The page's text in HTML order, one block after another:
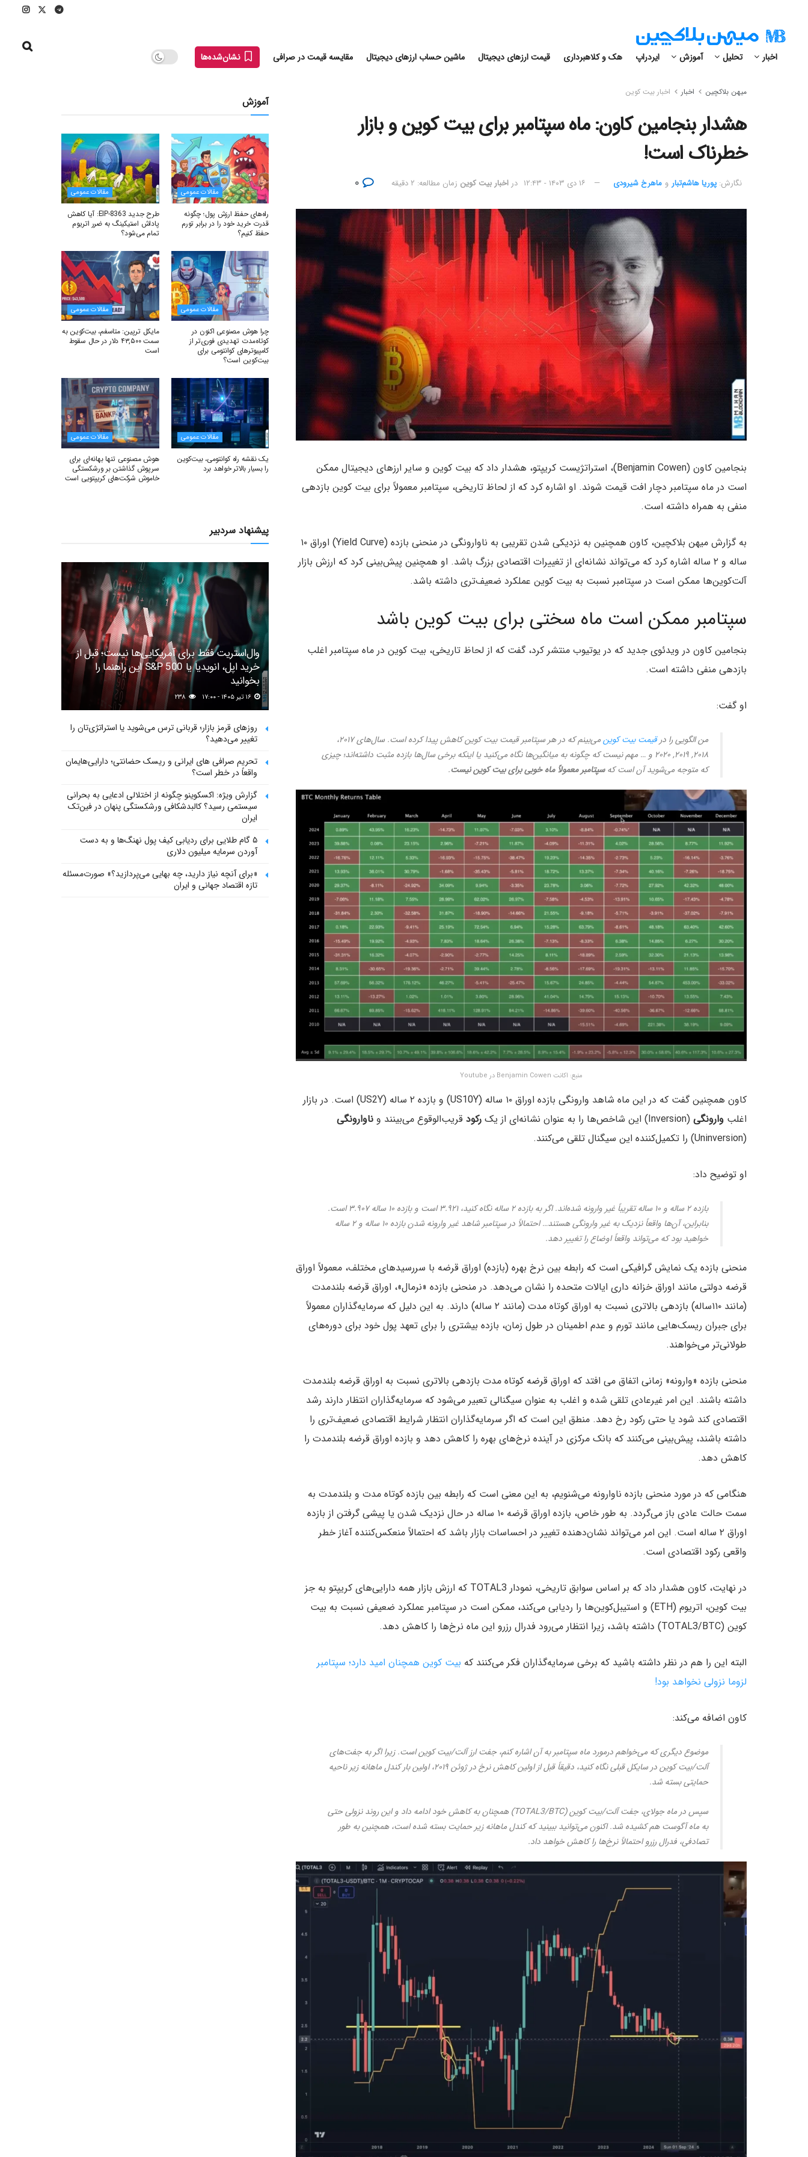
اخبار تحلیل آموزش ایردراپ هک و کلاهبرداری قیمت ارزهای دیجیتال ماشین حساب ارزهای دیجیتال مقایسه قیمت در صرافی نشان‌شده‌ها
میهن بلاکچین اخبار اخبار بیت کوین
هشدار بنجامین کاون: ماه سپتامبر برای بیت کوین و بازار
خطرناک است!
نگارش:‌ پوریا هاشم‌تبار و ماهرخ شیرودی ۱۶ دی ۱۴۰۳ - ۱۲:۴۳ در اخبار بیت کوین زمان مطالعه: ۲ دقیقه
بنجامین کاون (Benjamin Cowen)، استراتژیست کریپتو، هشدار داد که بیت کوین و سایر ارزهای دیجیتال ممکن
است در ماه سپتامبر دچار افت قیمت شوند. او اشاره کرد که از لحاظ تاریخی، سپتامبر معمولاً برای بیت کوین بازدهی
منفی به همراه داشته است.
به گزارش میهن بلاکچین، کاون همچنین به نزدیکی شدن تقریبی به ناوارونگی در منحنی بازده (Yield Curve) اوراق ۱۰
ساله و ۲ ساله اشاره کرد که می‌تواند نشانه‌ای از تغییرات اقتصادی بزرگ باشد. او همچنین پیش‌بینی کرد که ارزش بازار
آلت‌کوین‌ها ممکن است در سپتامبر نسبت به بیت کوین عملکرد ضعیف‌تری داشته باشد.
سپتامبر ممکن است ماه سختی برای بیت کوین باشد
بنجامین کاون در ویدئوی جدید که در یوتیوب منتشر کرد، گفت که از لحاظ تاریخی، بیت کوین در ماه سپتامبر اغلب
بازدهی منفی داشته است.
او گفت:
من الگویی را درقیمت بیت کوین
می‌بینم که در هر سپتامبر قیمت بیت کوین کاهش پیدا کرده است. سال‌های ۲۰۱۷،
۲۰۱۸, ۲۰۱۹, ۲۰۲۰ و … مهم نیست که چگونه به میانگین‌ها نگاه می‌کنید یا اینکه برخی سال‌ها بازده مثبت داشته‌اند؛ چیزی
که متوجه می‌شوید آن است کهسپتامبر معمولاً ماه خوبی برای بیت کوین نیست.
منبع: اکانت Benjamin Cowen در Youtube
کاون همچنین گفت که در این ماه شاهد وارونگی بازده اوراق ۱۰ ساله (US10Y) و بازده ۲ ساله (US2Y) است. در بازار
اغلب وارونگی (Inversion) این شاخص‌ها را به عنوان نشانه‌ای از یک رکود قریب‌الوقوع می‌بینند و ناوارونگی
(Uninversion) را تکمیل‌کننده این سیگنال تلقی می‌کنند.
او توضیح داد:
بازده ۲ ساله و ۱۰ ساله تقریباً غیر وارونه شده‌اند. اگر به بازده ۲ ساله نگاه کنید، ۳.۹۲۱ است و بازده ۱۰ ساله ۳.۹۰۷ است.
بنابراین، آن‌ها واقعاً نزدیک به غیر وارونگی هستند… احتمالاً در سپتامبر شاهد غیر وارونه شدن بازده ۱۰ ساله و ۲ ساله
خواهید بود که می‌تواند واقعاً اوضاع را تغییر دهد.
منحنی بازده یک نمایش گرافیکی است که رابطه بین نرخ بهره (بازده) اوراق قرضه با سررسیدهای مختلف، معمولاً اوراق
قرضه دولتی مانند اوراق خزانه داری ایالات متحده را نشان می‌دهد. در منحنی بازده «نرمال»، اوراق قرضه بلندمدت
(مانند ۱۱۰ساله) بازدهی بالاتری نسبت به اوراق کوتاه مدت (مانند ۲ ساله) دارند. به این دلیل که سرمایه‌گذاران معمولاً
برای جبران ریسک‌هایی مانند تورم و عدم اطمینان در طول زمان، بازده بیشتری را برای تعهد پول خود برای دوره‌های
طولانی‌تر می‌خواهند.
منحنی بازده «وارونه» زمانی اتفاق می افتد که اوراق قرضه کوتاه مدت بازدهی بالاتری نسبت به اوراق قرضه بلندمدت
داشته باشند. این امر غیرعادی تلقی شده و اغلب به عنوان سیگنالی تعبیر می‌شود که سرمایه‌گذاران انتظار دارند رشد
اقتصادی کند شود یا حتی رکود رخ دهد. منطق این است که اگر سرمایه‌گذاران انتظار شرایط اقتصادی ضعیف‌تری را
داشته باشند، پیش‌بینی می‌کنند که بانک مرکزی در آینده نرخ‌های بهره را کاهش دهد و بازده اوراق قرضه بلندمدت را
کاهش دهد.
هنگامی که در مورد منحنی بازده ناوارونه می‌شنویم، به این معنی است که رابطه بین بازده کوتاه مدت و بلندمدت به
سمت حالت عادی باز می‌گردد. به طور خاص، بازده اوراق قرضه ۱۰ ساله در حال نزدیک شدن یا پیشی گرفتن از بازده
اوراق ۲ ساله است. این امر می‌تواند نشان‌دهنده تغییر در احساسات بازار باشد که احتمالاً منعکس‌کننده آغاز خطر
واقعی رکود اقتصادی است.
در نهایت، کاون هشدار داد که بر اساس سوابق تاریخی، نمودار TOTAL3 که ارزش بازار همه دارایی‌های کریپتو به جز
بیت کوین، اتریوم (ETH) و استیبل‌کوین‌ها را ردیابی می‌کند، ممکن است در سپتامبر عملکرد ضعیفی نسبت به بیت
کوین (TOTAL3/BTC) داشته باشد، زیرا انتظار می‌رود فدرال رزرو این ماه نرخ‌ها را کاهش دهد.
البته این را هم در نظر داشته باشید که برخی سرمایه‌گذاران فکر می‌کنند که بیت کوین همچنان امید دارد؛‌ سپتامبر
لزوما نزولی نخواهد بود!
کاون اضافه می‌کند:
موضوع دیگری که می‌خواهم درمورد ماه سپتامبر به آن اشاره کنم، جفت‌ ارز آلت/بیت کوین است. زیرا اگر به جفت‌های
آلت/بیت کوین در سایکل قبلی نگاه کنید، دقیقاً قبل از اولین کاهش نرخ در ژوئن ۲۰۱۹، اولین بار کندل ماهانه زیر ناحیه
حمایتی بسته شد.
سپس در ماه جولای، جفت‌ آلت/بیت کوین (TOTAL3/BTC) همچنان به کاهش خود ادامه داد و این روند نزولی حتی
به ماه آگوست هم کشیده شد. اکنون می‌توانید ببینید که کندل ماهانه زیر حمایت بسته شده است، همچنین به طور
تصادفی، فدرال رزرو احتمالاً نرخ‌ها را کاهش خواهد داد.
آموزش
مقالات عمومی
راه‌های حفظ ارزش پول؛ چگونه
قدرت خرید خود را در برابر تورم
حفظ کنیم؟
مقالات عمومی
طرح جدید EIP-8363: آیا کاهش
پاداش استیکینگ به ضرر اتریوم
تمام می‌شود؟
مقالات عمومی
چرا هوش مصنوعی اکنون در
کوتاه‌مدت تهدیدی فوری‌تر از
کامپیوترهای کوانتومی برای
بیت‌کوین است؟
مقالات عمومی
مایکل ترپین: متاسفم، بیت‌کوین به
سمت ۴۳,۵۰۰ دلار در حال سقوط
است
مقالات عمومی
یک نقشه راه کوانتومی، بیت‌کوین
را بسیار بالاتر خواهد برد
مقالات عمومی
هوش مصنوعی تنها بهانه‌ای برای
سرپوش گذاشتن بر ورشکستگی
خاموش شرکت‌های کریپتویی است
پیشنهاد سردبیر
وال‌استریت فقط برای آمریکایی‌ها نیست؛ قبل از
خرید اپل، انویدیا یا S&P 500 این راهنما را
بخوانید
روزهای قرمز بازار؛ قربانی ترس می‌شوید یا استراتژی‌تان را
تغییر می‌دهید؟
تحریم صرافی های ایرانی و ریسک حضانتی؛ دارایی‌هایمان
واقعاً در خطر است؟
گزارش ویژه: اکسکوینو چگونه از اختلالی ادعایی به بحرانی
سیستمی رسید؟ کالبدشکافی ورشکستگی پنهان در فین‌تک
ایران
۵ گام طلایی برای ردیابی کیف پول‌ نهنگ‌ها و به دست
آوردن سرمایه میلیون دلاری
«برای آنچه نیاز دارید، چه بهایی می‌پردازید؟» صورت‌مسئله
تازه اقتصاد جهانی و ایران